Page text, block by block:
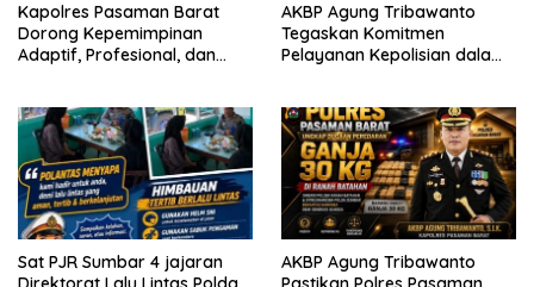
Kapolres Pasaman Barat
Dorong Kepemimpinan
Adaptif, Profesional, dan
AKBP Agung Tribawanto
Tegaskan Komitmen
Pelayanan Kepolisian dalam
Pasaman
Sat PJR Sumbar 4 jajaran
AKBP Agung Tribawanto